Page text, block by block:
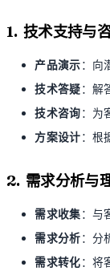
1. 技术支持与
产品演示：向
技术答疑：解
技术咨询：为
方案设计：根
2. 需求分析与
需求收集：与
需求分析：分
需求转化：将